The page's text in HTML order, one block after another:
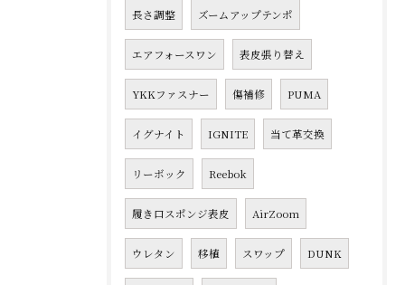
長さ調整 ズームアップテンポ
エアフォースワン 表皮張り替え
YKKファスナー 傷補修 PUMA
イグナイト IGNITE 当て革交換
リーボック Reebok
履き口スポンジ表皮 AirZoom
ウレタン 移植 スワップ DUNK